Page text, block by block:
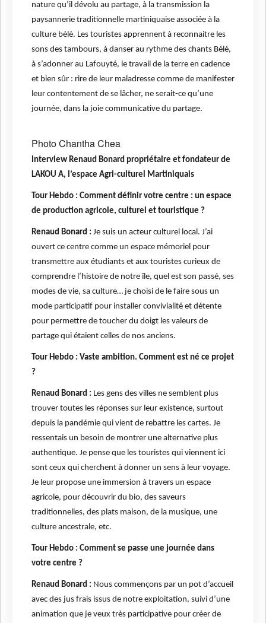
nature qu’il dévolu au partage, à la transmission la
paysannerie traditionnelle martiniquaise associée à la
culture bèlè. Les touristes apprennent à reconnaitre les
sons des tambours, à danser au rythme des chants Bélé,
à s’adonner au Lafouyté, le travail de la terre en cadence
et bien sûr : rire de leur maladresse comme de manifester
leur contentement de se lâcher, ne serait-ce qu’une
journée, dans la joie communicative du partage.
Photo Chantha Chea
Interview Renaud Bonard propriétaire et fondateur de
LAKOU A, l’espace Agri-culturel Martiniquais
Tour Hebdo : Comment définir votre centre : un espace
de production agricole, culturel et touristique ?
Renaud Bonard : Je suis un acteur culturel local. J’ai
ouvert ce centre comme un espace mémoriel pour
transmettre aux étudiants et aux touristes curieux de
comprendre l’histoire de notre île, quel est son passé, ses
modes de vie, sa culture… je choisi de le faire sous un
mode participatif pour installer convivialité et détente
pour permettre de toucher du doigt les valeurs de
partage qui étaient celles de nos anciens.
Tour Hebdo : Vaste ambition. Comment est né ce projet
?
Renaud Bonard : Les gens des villes ne semblent plus
trouver toutes les réponses sur leur existence, surtout
depuis la pandémie qui vient de rebattre les cartes. Je
ressentais un besoin de montrer une alternative plus
authentique. Je pense que les touristes qui viennent ici
sont ceux qui cherchent à donner un sens à leur voyage.
Je leur propose une immersion à travers un espace
agricole, pour découvrir du bio, des saveurs
traditionnelles, des plats maison, de la musique, une
culture ancestrale, etc.
Tour Hebdo : Comment se passe une journée dans
votre centre ?
Renaud Bonard : Nous commençons par un pot d’accueil
avec des jus frais issus de notre exploitation, suivi d’une
animation que je veux très participative pour créer de